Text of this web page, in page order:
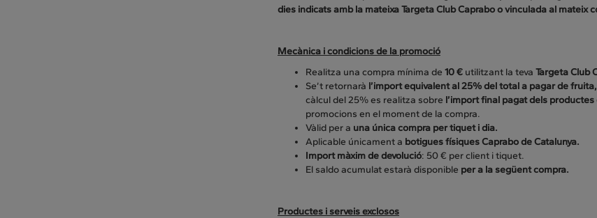
dies indicats amb la mateixa Targeta Club Capraboo vinculada al mateix
Mecànica i condicions de la promoció
Realitza una compra mínima de 10 € utilitzant la teva Targeta Club
Se’t retornarà l’import equivalent al 25% del total a pagar de
càlcul del 25% es realitza sobre l’import final pagat dels
promocions en el moment de la compra.
Vàlid per a una única compra per tiquet i dia.
Aplicable únicament a botigues físiques Caprabo de Catalunya.
Import màxim de devolució: 50 € per client i tiquet.
El saldo acumulat estarà disponible per a la següent compra.
Productes i serveis exclosos